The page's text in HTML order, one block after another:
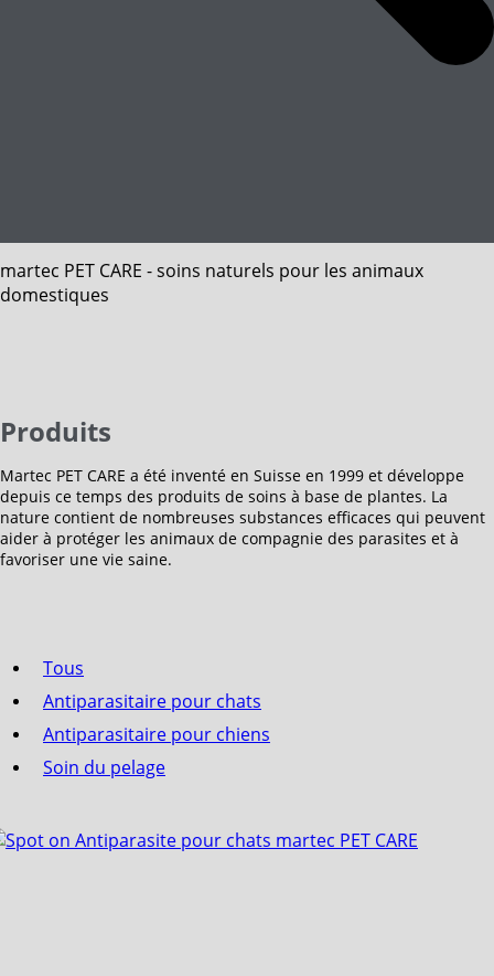
martec PET CARE - soins naturels pour les animaux
domestiques
Produits
Martec PET CARE a été inventé en Suisse en 1999 et développe
depuis ce temps des produits de soins à base de plantes. La
nature contient de nombreuses substances efficaces qui peuvent
aider à protéger les animaux de compagnie des parasites et à
favoriser une vie saine.
Tous
Antiparasitaire pour chats
Antiparasitaire pour chiens
Soin du pelage